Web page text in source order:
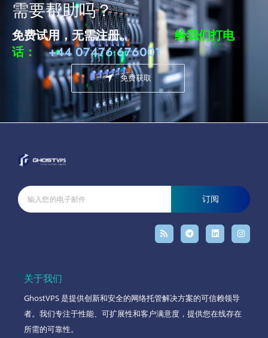
需要帮助吗？
免费试用，无需注册。
给我们打电
话：
+44 07476 676001
免费获取
订阅
关于我们
GhostVPS 是提供创新和安全的网络托管解决方案的可信赖领导
者。我们专注于性能、可扩展性和客户满意度，提供您在线存在
所需的可靠性。